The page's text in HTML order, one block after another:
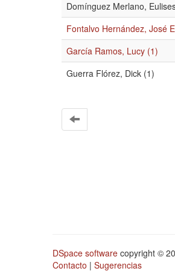
Domínguez Merlano,
Fontalvo Hernández, José
García Ramos, Lucy (1)
Guerra Flórez, Dick (1)
DSpace software copyright ©
Contacto | Sugerencias